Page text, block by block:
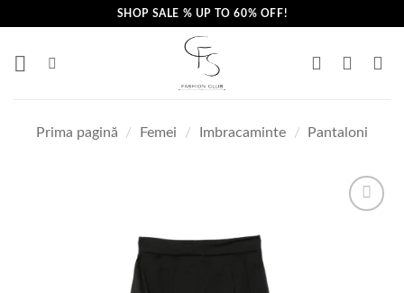
content
SHOP SALE % UP TO 60% OFF!
Prima pagină / Femei / Imbracaminte / Pantaloni